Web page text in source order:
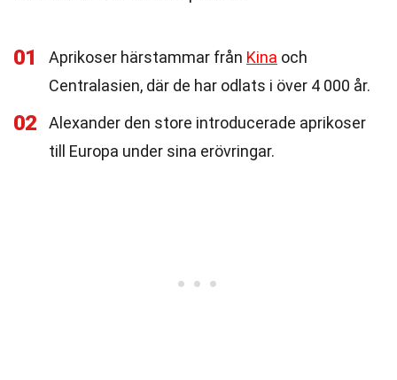
01 Aprikoser härstammar från Kina och
Centralasien, där de har odlats i över 4 000 år.
02
Alexander den store introducerade aprikoser
till Europa under sina erövringar.